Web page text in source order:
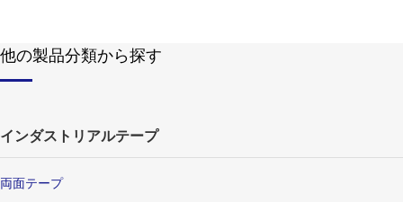
他の製品分類から探す
インダストリアルテープ
両面テープ